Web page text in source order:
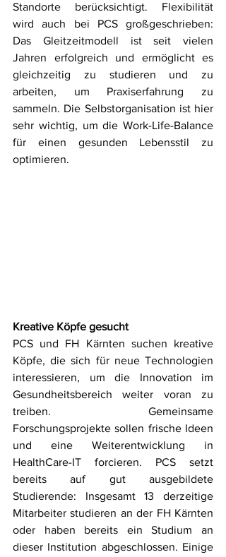
Standorte berücksichtigt. Flexibilität
wird auch bei PCS großgeschrieben:
Das Gleitzeitmodell ist seit vielen
Jahren erfolgreich und ermöglicht es
gleichzeitig zu studieren und zu
arbeiten, um Praxiserfahrung zu
sammeln. Die Selbstorganisation ist hier
sehr wichtig, um die Work-Life-Balance
für einen gesunden Lebensstil zu
optimieren.
Kreative Köpfe gesucht
PCS und FH Kärnten suchen kreative
Köpfe, die sich für neue Technologien
interessieren, um die Innovation im
Gesundheitsbereich weiter voran zu
treiben. Gemeinsame
Forschungsprojekte sollen frische Ideen
und eine Weiterentwicklung in
HealthCare-IT forcieren. PCS setzt
bereits auf gut ausgebildete
Studierende: Insgesamt 13 derzeitige
Mitarbeiter studieren an der FH Kärnten
oder haben bereits ein Studium an
dieser Institution abgeschlossen. Einige